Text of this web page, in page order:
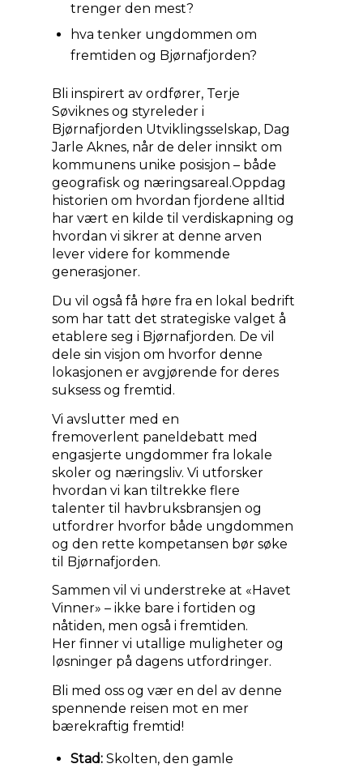
trenger den mest?
hva tenker ungdommen om
fremtiden og Bjørnafjorden?
Bli inspirert av ordfører, Terje
Søviknes og styreleder i
Bjørnafjorden Utviklingsselskap, Dag
Jarle Aknes, når de deler innsikt om
kommunens unike posisjon – både
geografisk og næringsareal.Oppdag
historien om hvordan fjordene alltid
har vært en kilde til verdiskapning og
hvordan vi sikrer at denne arven
lever videre for kommende
generasjoner.
Du vil også få høre fra en lokal bedrift
som har tatt det strategiske valget å
etablere seg i Bjørnafjorden. De vil
dele sin visjon om hvorfor denne
lokasjonen er avgjørende for deres
suksess og fremtid.
Vi avslutter med en
fremoverlent paneldebatt med
engasjerte ungdommer fra lokale
skoler og næringsliv. Vi utforsker
hvordan vi kan tiltrekke flere
talenter til havbruksbransjen og
utfordrer hvorfor både ungdommen
og den rette kompetansen bør søke
til Bjørnafjorden.
Sammen vil vi understreke at «Havet
Vinner» – ikke bare i fortiden og
nåtiden, men også i fremtiden.
Her finner vi utallige muligheter og
løsninger på dagens utfordringer.
Bli med oss og vær en del av denne
spennende reisen mot en mer
bærekraftig fremtid!
Stad: Skolten, den gamle